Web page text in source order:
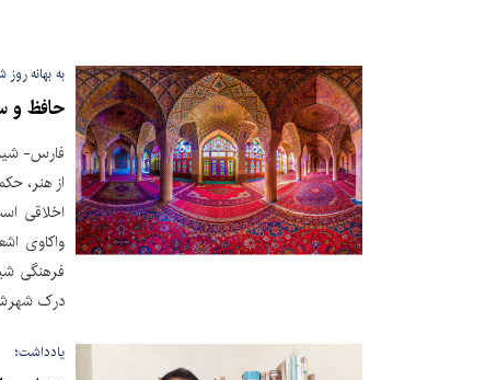
به بهانه روز
حافظ و
فارس-
از هنر،
اخلاقی
واکاوی
فرهنگی
درک
یادداشت؛